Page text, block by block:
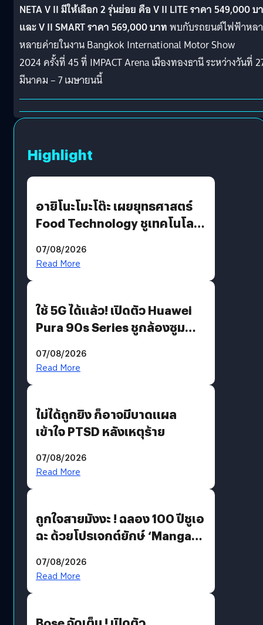
NETA V II มีให้เลือก 2 รุ่นย่อย คือ V II LITE ราคา 549,000 บ
และ V II SMART ราคา 569,000 บาทพบกับรถยนต์ไฟฟ้าหล
หลายค่ายในงาน Bangkok International Motor Show
2024 ครั้งที่ 45 ที่ IMPACT Arena เมืองทองธานี ระหว่างวันที่
มีนาคม – 7 เมษายนนี้
Highlight
อายิโนะโมะโต๊ะ เผยยุทธศาสตร์
Food Technology ชูเทคโนโลยี
บริโภคและ B2B
07/08/2026
Read More
ใช้ 5G ได้แล้ว! เปิดตัว Huawei
Pura 90s Series ชูกล้องซูม
07/08/2026
Read More
ไม่ได้ถูกยิง ก็อาจมีบาดแผล
เข้าใจ PTSD หลังเหตุร้าย
07/08/2026
Read More
ถูกใจสายมังงะ ! ฉลอง 100 ปีชูเอ
ฉะ ด้วยโปรเจกต์ยักษ์ ‘Manga
มีภาษาไทยด้วย
07/08/2026
Read More